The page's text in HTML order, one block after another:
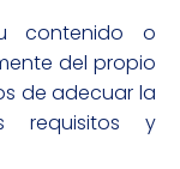
contenido o
del propio
de adecuar la
y